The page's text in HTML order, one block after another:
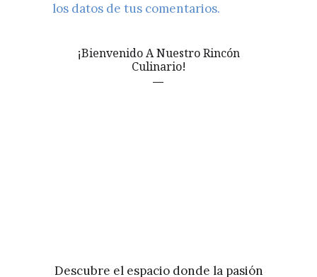
los datos de tus comentarios.
¡Bienvenido A Nuestro Rincón
Culinario!
Descubre el espacio donde la pasión